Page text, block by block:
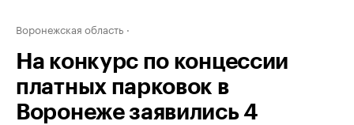
Воронежская область
На конкурс по концессии
платных парковок в
Воронеже заявились 4